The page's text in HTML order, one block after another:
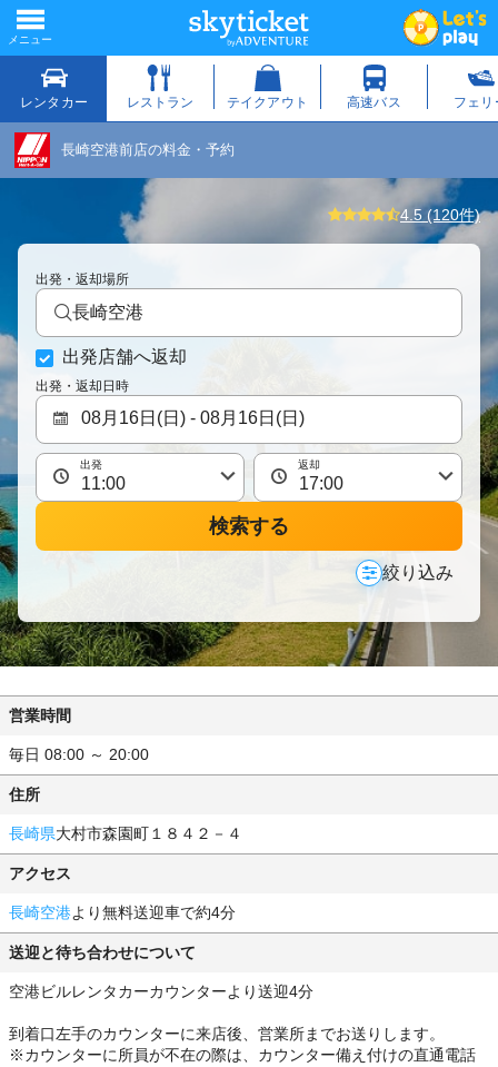
長崎空港前店の料金・予約
4.5 (120件)
出発・返却場所
長崎空港
出発店舗へ返却
出発・返却日時
出発 返却
検索する
絞り込み
営業時間
毎日 08:00 ～ 20:00
住所
長崎県大村市森園町１８４２－４
アクセス
長崎空港より無料送迎車で約4分
送迎と待ち合わせについて
空港ビルレンタカーカウンターより送迎4分
到着口左手のカウンターに来店後、営業所までお送りします。
※カウンターに所員が不在の際は、カウンター備え付けの直通電話